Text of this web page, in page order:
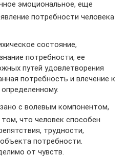
эмоциональное, еще
потребности человека
состояние,
потребности, ее
путей удовлетворения
потребность и влечение к
с волевым компонентом,
что человек способен
трудности,
потребности.
от чувств.